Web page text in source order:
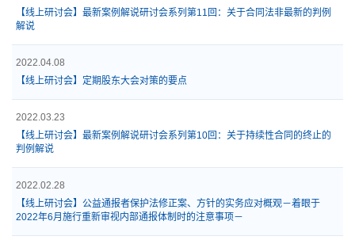
【线上研讨会】最新案例解说研讨会系列第11回：关于合同法非最新的判例
解说
2022.04.08
【线上研讨会】定期股东大会对策的要点
2022.03.23
【线上研讨会】最新案例解说研讨会系列第10回：关于持续性合同的终止的
判例解说
2022.02.28
【线上研讨会】公益通报者保护法修正案、方针的实务应对概观－着眼于
2022年6月施行重新审视内部通报体制时的注意事项－